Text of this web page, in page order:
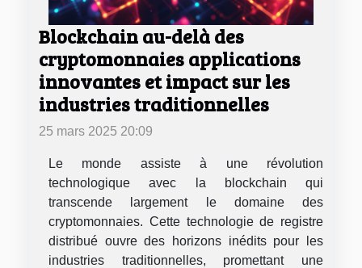
Blockchain au-delà des
cryptomonnaies applications
innovantes et impact sur les
industries traditionnelles
25 mars 2025 20:09
Le monde assiste à une révolution
technologique avec la blockchain qui
transcende largement le domaine des
cryptomonnaies. Cette technologie de registre
distribué ouvre des horizons inédits pour les
industries traditionnelles, promettant une